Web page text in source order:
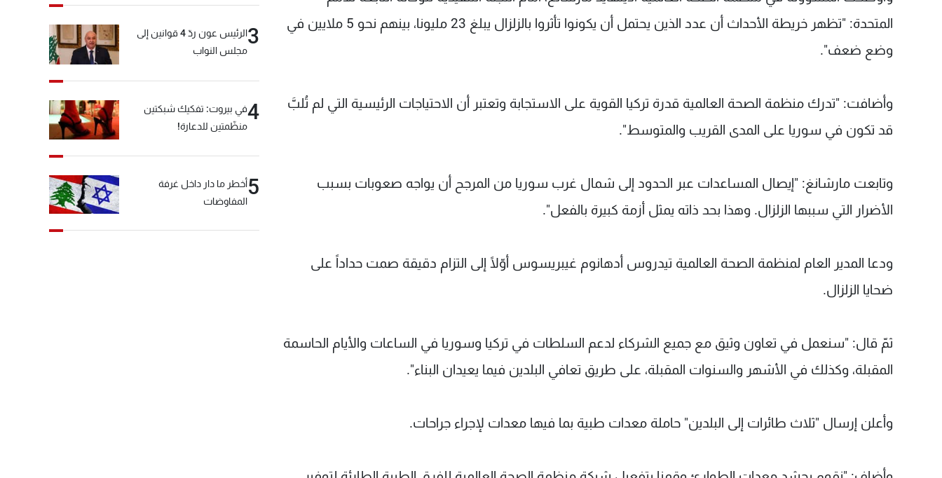
المتحدة: "تظهر خريطة الأحداث أن عدد الذين يحتمل أن يكونوا تأثروا بالزلزال يبلغ 23 مليونا، بينهم نحو 5 ملايين في
وضع ضعف".
وأضافت: "تدرك منظمة الصحة العالمية قدرة تركيا القوية على الاستجابة وتعتبر أن الاحتياجات الرئيسية التي لم تُلبَّ
قد تكون في سوريا على المدى القريب والمتوسط".
وتابعت مارشانغ: "إيصال المساعدات عبر الحدود إلى شمال غرب سوريا من المرجح أن يواجه صعوبات بسبب
الأضرار التي سببها الزلزال. وهذا بحد ذاته يمثل أزمة كبيرة بالفعل".
ودعا المدير العام لمنظمة الصحة العالمية تيدروس أدهانوم غيبريسوس أوّلًا إلى التزام دقيقة صمت حداداً على
ضحايا الزلزال.
ثمّ قال: "سنعمل في تعاون وثيق مع جميع الشركاء لدعم السلطات في تركيا وسوريا في الساعات والأيام الحاسمة
المقبلة، وكذلك في الأشهر والسنوات المقبلة، على طريق تعافي البلدين فيما يعيدان البناء".
وأعلن إرسال "ثلاث طائرات إلى البلدين" حاملة معدات طبية بما فيها معدات لإجراء جراحات.
3
الرئيس عون ردّ 4 قوانين إلى
مجلس النواب
4في بيروت: تفكيك شبكتين
منظّمتين للدعارة!
5أخطر ما دار داخل غرفة
المفاوضات